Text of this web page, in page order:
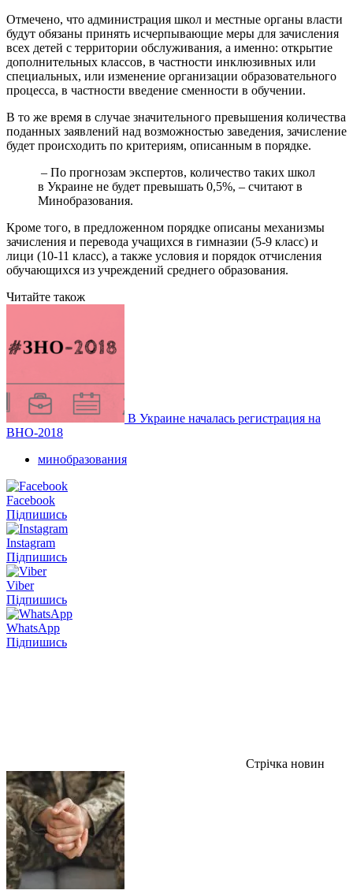
Отмечено, что администрация школ и местные органы власти
будут обязаны принять исчерпывающие меры для зачисления
всех детей с территории обслуживания, а именно: открытие
дополнительных классов, в частности инклюзивных или
специальных, или изменение организации образовательного
процесса, в частности введение сменности в обучении.
В то же время в случае значительного превышения количества
поданных заявлений над возможностью заведения, зачисление
будет происходить по критериям, описанным в порядке.
– По прогнозам экспертов, количество таких школ
в Украине не будет превышать 0,5%, – считают в
Минобразования.
Кроме того, в предложенном порядке описаны механизмы
зачисления и перевода учащихся в гимназии (5-9 класс) и
лици (10-11 класс), а также условия и порядок отчисления
обучающихся из учреждений среднего образования.
Читайте також
В Украине началась регистрация на
ВНО-2018
минобразования
Facebook
Підпишись
Instagram
Підпишись
Viber
Підпишись
WhatsApp
Підпишись
Стрічка новин